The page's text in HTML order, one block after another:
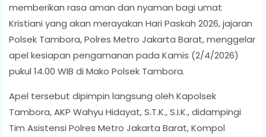
memberikan rasa aman dan nyaman bagi umat
Kristiani yang akan merayakan Hari Paskah 2026, jajaran
Polsek Tambora, Polres Metro Jakarta Barat, menggelar
apel kesiapan pengamanan pada Kamis (2/4/2026)
pukul 14.00 WIB di Mako Polsek Tambora.
Apel tersebut dipimpin langsung oleh Kapolsek
Tambora, AKP Wahyu Hidayat, S.T.K., S.I.K., didampingi
Tim Asistensi Polres Metro Jakarta Barat, Kompol